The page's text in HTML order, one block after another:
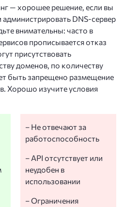
— хорошее решение, если вы
DNS-сервер
внимательны: часто в
прописывается отказ
присутствовать
доменов, по количеству
быть запрещено размещение
Хорошо изучите условия
– Не отвечают за
работоспособность
– API отсутствует или
неудобен в
использовании
– Ограничения